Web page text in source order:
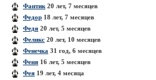
Фантик 20 лет, 7 месяцев
Федор 18 лет, 7 месяцев
Федя 20 лет, 5 месяцев
Феликс 20 лет, 10 месяцев
Фенечка 31 год, 6 месяцев
Феня 16 лет, 5 месяцев
Фея 19 лет, 4 месяца